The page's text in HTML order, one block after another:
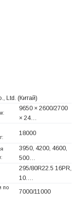
Ltd. (Китай)
9650 × 2600/2700
× 24…
18000
3950, 4200, 4600,
500…
295/80R22.5 16PR,
10.…
по
7000/11000